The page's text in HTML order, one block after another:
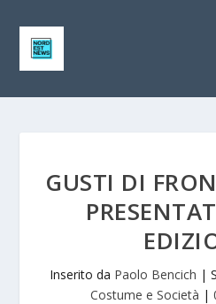
GUSTI DI
Inserito da Paolo Bencich |
Costume e Società |